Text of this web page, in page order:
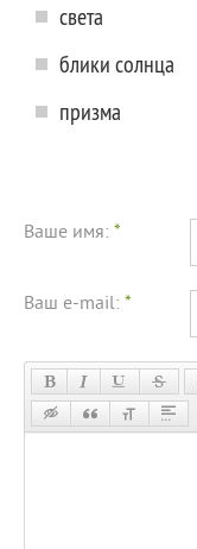
света
блики солнца
призма
Ваше имя: *
Ваш e-mail: *